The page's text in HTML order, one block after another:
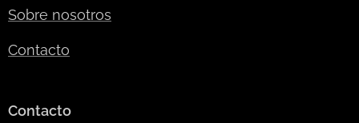
Sobre nosotros
Contacto
Contacto